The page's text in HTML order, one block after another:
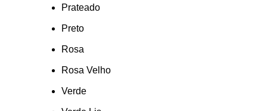
Prateado
Preto
Rosa
Rosa Velho
Verde